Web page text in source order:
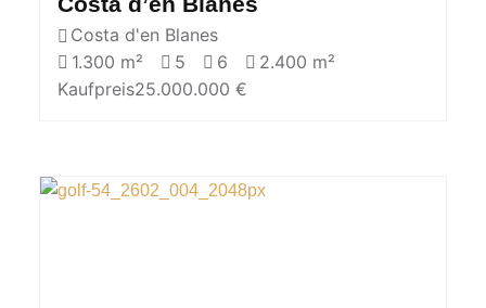
Costa d'en Blanes
1.300 m²
5 6
2.400 m²
Kaufpreis25.000.000 €